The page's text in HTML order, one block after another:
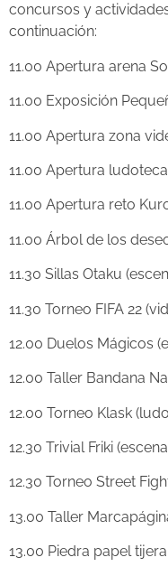
concursos y
continuación:
11.00 Apertura arena
11.00 Exposición
11.00 Apertura zona
11.00 Apertura
11.00 Apertura reto
11.00 Árbol de los
11.30 Sillas Otaku
11.30 Torneo FIFA 22
12.00 Duelos Mágicos
12.00 Taller Bandana
12.00 Torneo Klask
12.30 Trivial Friki
12.30 Torneo Street
13.00 Taller
13.00 Piedra papel